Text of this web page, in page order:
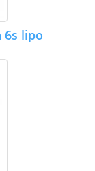
6s lipo